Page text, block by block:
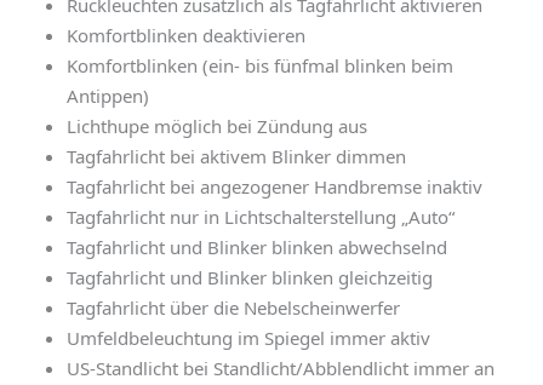
Rückleuchten zusätzlich als Tagfahrlicht aktivieren
Komfortblinken deaktivieren
Komfortblinken (ein- bis fünfmal blinken beim
Antippen)
Lichthupe möglich bei Zündung aus
Tagfahrlicht bei aktivem Blinker dimmen
Tagfahrlicht bei angezogener Handbremse inaktiv
Tagfahrlicht nur in Lichtschalterstellung „Auto“
Tagfahrlicht und Blinker blinken abwechselnd
Tagfahrlicht und Blinker blinken gleichzeitig
Tagfahrlicht über die Nebelscheinwerfer
Umfeldbeleuchtung im Spiegel immer aktiv
US-Standlicht bei Standlicht/Abblendlicht immer an